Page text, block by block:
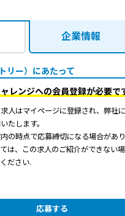
企業情報
リー）にあたって
レンジへの会員登録が必要で
人はマイページに登録され、弊社
たします。
の時点で応募締切になる場合があり
は、この求人のご紹介ができない
ださい.
応募する